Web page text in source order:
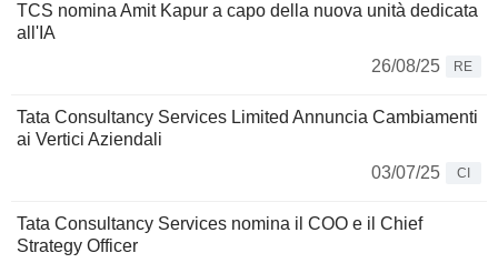
TCS nomina Amit Kapur a capo della nuova unità dedicata
all'IA
26/08/25
RE
Tata Consultancy Services Limited Annuncia Cambiamenti
ai Vertici Aziendali
03/07/25
CI
Tata Consultancy Services nomina il COO e il Chief
Strategy Officer